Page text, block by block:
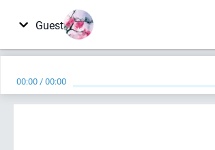
Guest
00:00 /00:00